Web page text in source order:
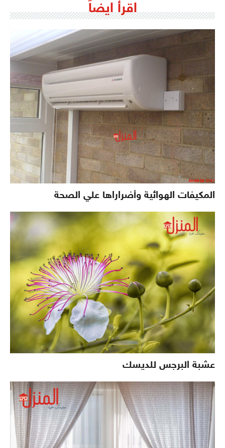
اقرأ ايضاً
المكيفات الهوائية وأضراراها علي الصحة
عشبة البرجس للديسك